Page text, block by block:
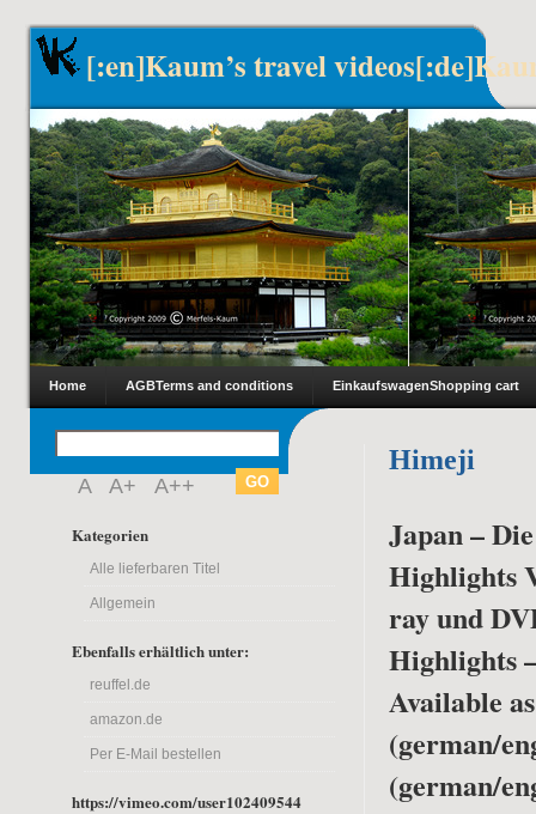
[:en]Kaum’s travel
Home AGBTerms and conditions EinkaufswagenShopping cart
A A+ A++
Kategorien
Alle lieferbaren Titel
Allgemein
Ebenfalls erhältlich unter:
reuffel.de
amazon.de
Per E-Mail bestellen
https://vimeo.com/user102409544
Himeji
Japan –
Highlights
ray und
Highlights
Available
(german/
(german/